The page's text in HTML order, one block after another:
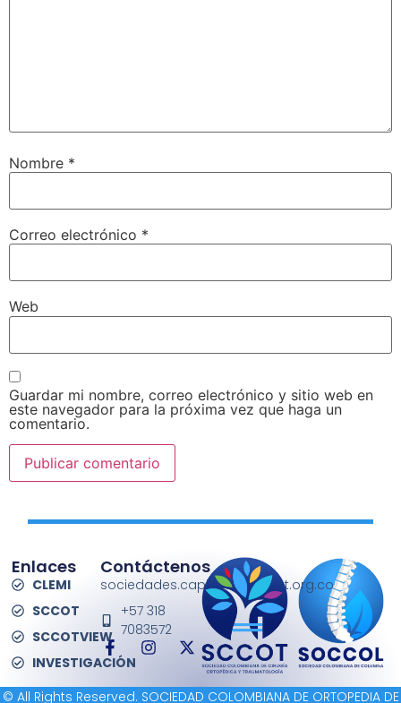
Nombre *
Correo electrónico *
Web
Guardar mi nombre, correo electrónico y sitio web en
este navegador para la próxima vez que haga un
comentario.
Enlaces
CLEMI
SCCOT
SCCOTVIEW
INVESTIGACIÓN
Contáctenos
sociedades.capitulos@sccot.org.co
+57 318
7083572
© All Rights Reserved. SOCIEDAD COLOMBIANA DE ORTOPEDIA DE